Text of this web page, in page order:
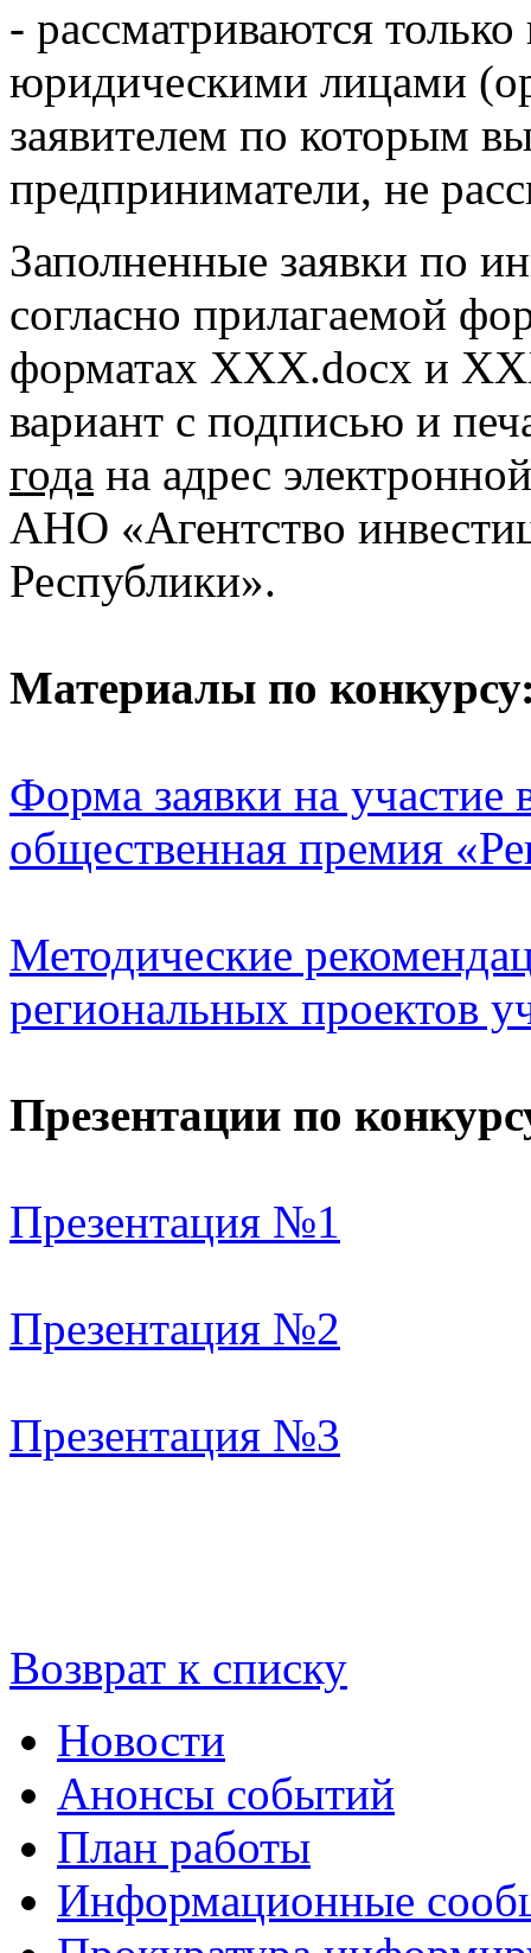
- рассматриваются
юридическими лицами
заявителем по которым
предприниматели, не
Заполненные заявки по
согласно прилагаемой
форматах XXX.docx и
вариант с подписью и
года на адрес
АНО «Агентство
Республики».
Материалы по
Форма заявки на участие
общественная премия
Методические
региональных проектов
Презентации по
Презентация №1
Презентация №2
Презентация №3
Возврат к списку
Новости
Анонсы событий
План работы
Информационные